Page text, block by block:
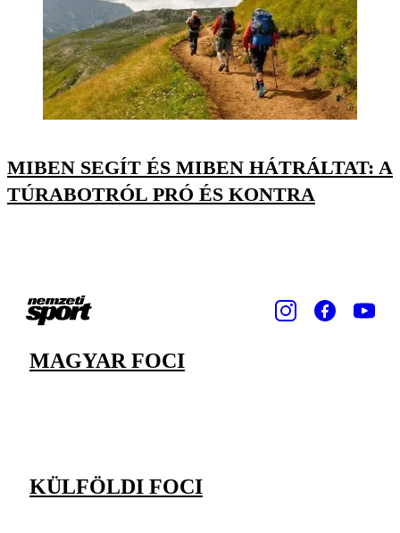
MIBEN SEGÍT ÉS MIBEN HÁTRÁLTAT: A
TÚRABOTRÓL PRÓ ÉS KONTRA
MAGYAR FOCI
KÜLFÖLDI FOCI